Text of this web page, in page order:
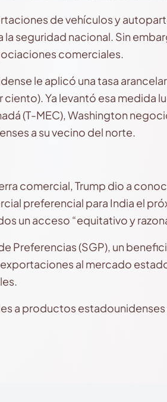
de vehículos y
seguridad nacional. Sin
comerciales.
le aplicó una tasa
Ya levantó esa medida
(T-MEC), Washington
a su vecino del norte.
comercial, Trump dio a
preferencial para India el
un acceso “equitativo y
Preferencias (SGP), un
al mercado
a productos estadounidenses